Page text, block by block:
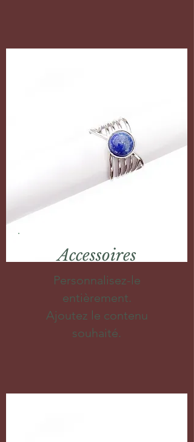
Accessoires
Personnalisez-le
entièrement.
Ajoutez le contenu
souhaité.